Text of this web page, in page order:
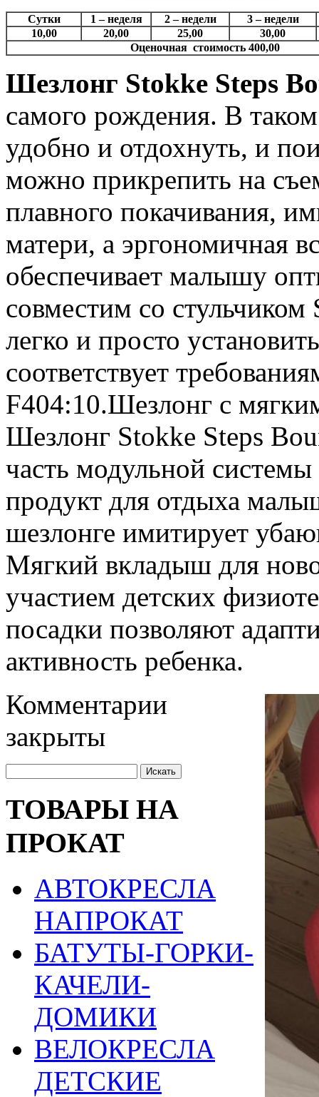
Сутки 1 – неделя 2 – недели
3 – недели
10,00
20,00 25,00
30,00
Оценочная стоимость 400,00
Шезлонг Stokke Steps
самого рождения. В
удобно и отдохнуть, и
можно прикрепить на
плавного покачивания,
матери, а эргономичная
обеспечивает малышу
совместим со
легко и просто
cоответствует
F404:10.Шезлонг с
Шезлонг Stokke Steps
часть модульной
продукт для отдыха
шезлонге имитирует
Мягкий вкладыш для
участием детских
посадки позволяют
активность ребенка.
Комментарии
закрыты
ТОВАРЫ НА
ПРОКАТ
АВТОКРЕСЛА
НАПРОКАТ
БАТУТЫ-ГОРКИ-
КАЧЕЛИ-
ДОМИКИ
ВЕЛОКРЕСЛА
ДЕТСКИЕ